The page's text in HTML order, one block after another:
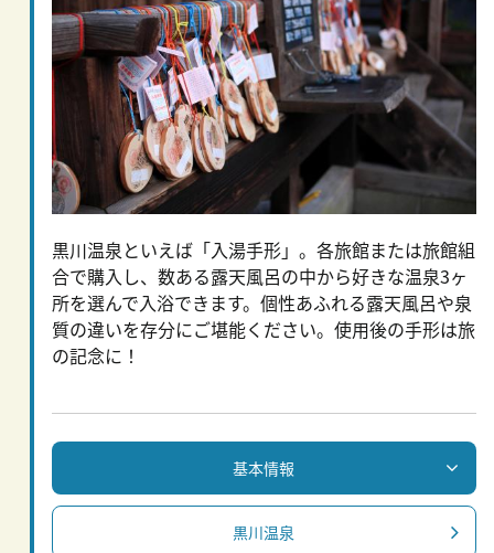
黒川温泉といえば「入湯手形」。各旅館または旅館組
合で購入し、数ある露天風呂の中から好きな温泉3ヶ
所を選んで入浴できます。個性あふれる露天風呂や泉
質の違いを存分にご堪能ください。使用後の手形は旅
の記念に！
基本情報
黒川温泉